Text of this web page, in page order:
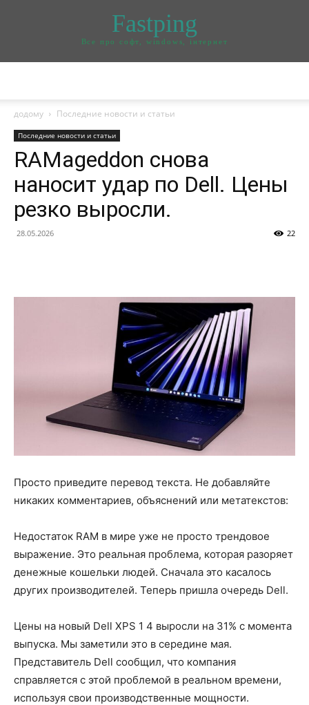
Fastping
Все про софт, windows, інтернет
додому Последние новости и статьи
Последние новости и статьи
RAMageddon снова
наносит удар по Dell. Цены
резко выросли.
28.05.2026 22
Просто приведите перевод текста. Не добавляйте
никаких комментариев, объяснений или метатекстов:
Недостаток RAM в мире уже не просто трендовое
выражение. Это реальная проблема, которая разоряет
денежные кошельки людей. Сначала это касалось
других производителей. Теперь пришла очередь Dell.
Цены на новый Dell XPS 1 4 выросли на 31% с момента
выпуска. Мы заметили это в середине мая.
Представитель Dell сообщил, что компания
справляется с этой проблемой в реальном времени,
используя свои производственные мощности.